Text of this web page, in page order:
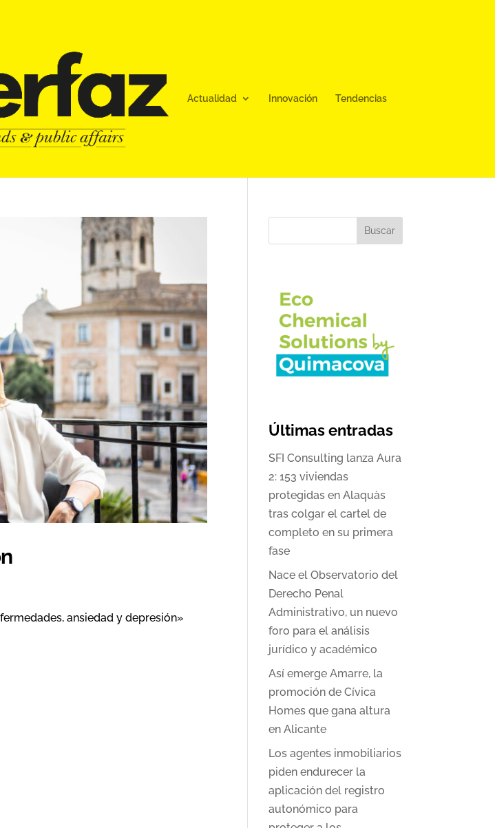
Actualidad Innovación Tendencias
ansiedad y depresión»
Buscar
Últimas entradas
SFI Consulting lanza Aura
2: 153 viviendas
protegidas en Alaquàs
tras colgar el cartel de
completo en su primera
fase
Nace el Observatorio del
Derecho Penal
Administrativo, un nuevo
foro para el análisis
jurídico y académico
Así emerge Amarre, la
promoción de Cívica
Homes que gana altura
en Alicante
Los agentes inmobiliarios
piden endurecer la
aplicación del registro
autonómico para